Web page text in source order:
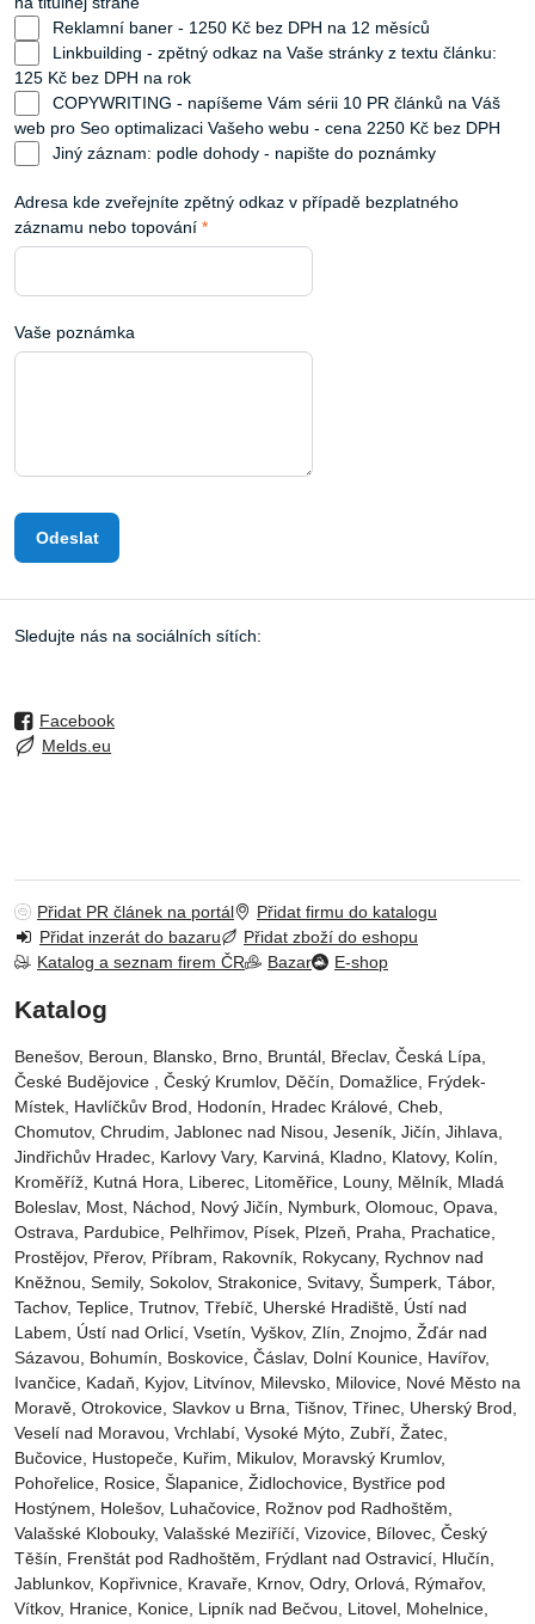
Reklamní baner - 1250 Kč bez DPH na 12 měsíců
125 Kč bez DPH na rok
web pro Seo optimalizaci Vašeho webu - cena 2250 Kč bez DPH
Jiný záznam: podle dohody - napište do poznámky
Adresa kde zveřejníte zpětný odkaz v případě bezplatného
záznamu nebo topování *
Vaše poznámka
Odeslat
Sledujte nás na sociálních sítích:
Facebook
Melds.eu
Přidat PR článek na portál
Přidat firmu do katalogu
Přidat inzerát do bazaru
Přidat zboží do eshopu
Katalog a seznam firem ČR
Bazar E-shop
Katalog
Benešov, Beroun, Blansko, Brno, Bruntál, Břeclav, Česká Lípa‎,
České Budějovice‎ , Český Krumlov‎, Děčín‎, Domažlice‎, Frýdek-
Místek‎, Havlíčkův Brod‎, Hodonín, Hradec Králové‎, Cheb‎,
Chomutov‎, Chrudim‎, Jablonec nad Nisou‎, Jeseník‎, Jičín‎, Jihlava,
Jindřichův Hradec‎, Karlovy Vary‎, Karviná‎, Kladno‎, Klatovy‎, Kolín‎,
Kroměříž‎, Kutná Hora‎, Liberec‎, Litoměřice‎, Louny‎, Mělník‎, Mladá
Boleslav‎, Most‎, Náchod‎, Nový Jičín‎, Nymburk‎, Olomouc‎, Opava,
Ostrava‎, Pardubice‎, Pelhřimov‎, Písek‎‎, Plzeň‎‎‎, Praha‎, Prachatice‎,
Prostějov‎, Přerov‎, Příbram‎, Rakovník‎, Rokycany, Rychnov nad
Kněžnou, Semily‎, Sokolov‎, Strakonice, Svitavy, Šumperk, Tábor,
Tachov, Teplice, Trutnov‎, Třebíč, Uherské Hradiště, Ústí nad
Labem‎, Ústí nad Orlicí‎, Vsetín, Vyškov, Zlín, Znojmo, Žďár nad
Sázavou, Bohumín, Boskovice‎, Čáslav‎, Dolní Kounice‎, Havířov‎,
Ivančice‎, Kadaň, Kyjov, Litvínov‎, Milevsko‎, Milovice‎, Nové Město na
Moravě‎, Otrokovice‎‎, Slavkov u Brna‎, Tišnov‎, Třinec‎, Uherský Brod‎,
Veselí nad Moravou‎, Vrchlabí‎, Vysoké Mýto‎, Zubří‎, Žatec‎,
Bučovice, Hustopeče, Kuřim, Mikulov, Moravský Krumlov,
Pohořelice, Rosice, Šlapanice, Židlochovice, Bystřice pod
Hostýnem, Holešov, Luhačovice, Rožnov pod Radhoštěm,
Valašské Klobouky, Valašské Meziříčí, Vizovice, Bílovec, Český
Těšín, Frenštát pod Radhoštěm, Frýdlant nad Ostravicí, Hlučín,
Jablunkov, Kopřivnice, Kravaře, Krnov, Odry, Orlová, Rýmařov,
Vítkov, Hranice, Konice, Lipník nad Bečvou, Litovel, Mohelnice,